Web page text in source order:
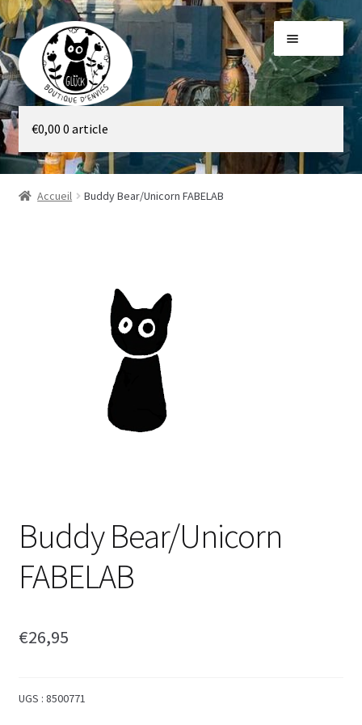
Aller
à
la
navigation
Aller
au
contenu
Galerie
Boutique
€0,00 0 article
Accueil Buddy Bear/Unicorn FABELAB
Buddy Bear/Unicorn
FABELAB
€26,95
UGS : 8500771